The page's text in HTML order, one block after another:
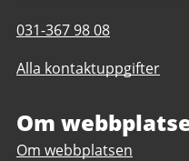
till
Lots
för
och
vuxna
Telefonnummer
Lots
barn
031-367 98 08
Alla kontaktuppgifter
Om
Om webbplatsen